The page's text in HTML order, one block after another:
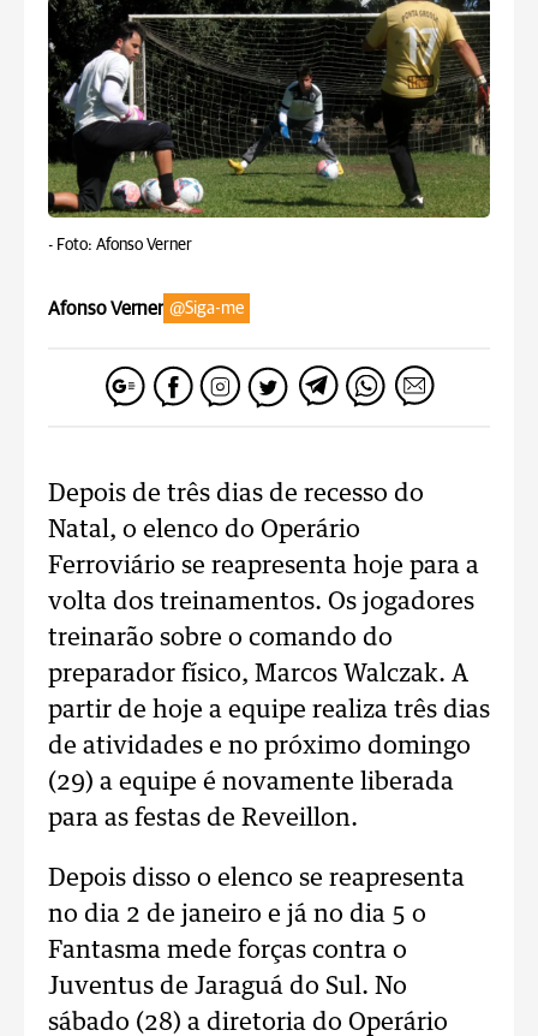
- Foto: Afonso Verner
Afonso Verner @Siga-me
Depois de três dias de recesso do
Natal, o elenco do Operário
Ferroviário se reapresenta hoje para a
volta dos treinamentos. Os jogadores
treinarão sobre o comando do
preparador físico, Marcos Walczak. A
partir de hoje a equipe realiza três dias
de atividades e no próximo domingo
(29) a equipe é novamente liberada
para as festas de Reveillon.
Depois disso o elenco se reapresenta
no dia 2 de janeiro e já no dia 5 o
Fantasma mede forças contra o
Juventus de Jaraguá do Sul. No
sábado (28) a diretoria do Operário